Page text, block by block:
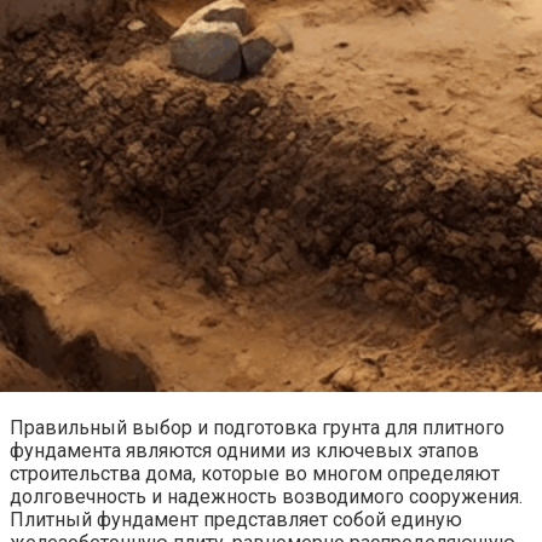
Правильный выбор и подготовка грунта для плитного
фундамента являются одними из ключевых этапов
строительства дома, которые во многом определяют
долговечность и надежность возводимого сооружения.
Плитный фундамент представляет собой единую